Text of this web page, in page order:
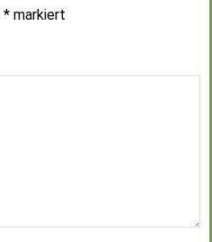
* markiert